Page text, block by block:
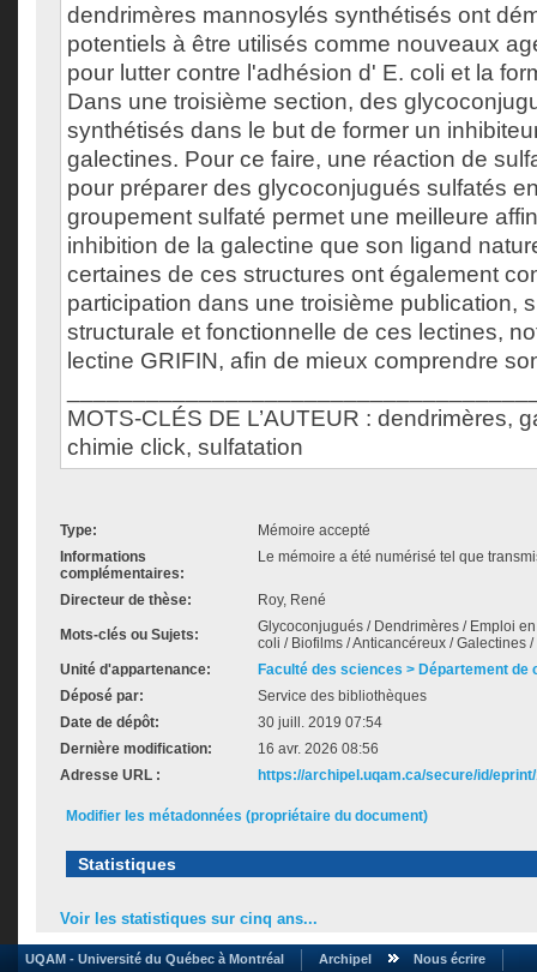
dendrimères mannosylés synthétisés ont
potentiels à être utilisés comme nouveaux
pour lutter contre l'adhésion d' E. coli et la
Dans une troisième section, des
synthétisés dans le but de former un
galectines. Pour ce faire, une réaction de
pour préparer des glycoconjugués sulfatés
groupement sulfaté permet une meilleure
inhibition de la galectine que son ligand
certaines de ces structures ont également
participation dans une troisième publication,
structurale et fonctionnelle de ces lectines,
lectine GRIFIN, afin de mieux comprendre
MOTS-CLÉS DE L’AUTEUR : dendrimères,
chimie click, sulfatation
Type:
Mémoire accepté
Informations
complémentaires:
Le mémoire a été numérisé tel que
Directeur de thèse: Roy, René
Mots-clés ou Sujets:
Glycoconjugués / Dendrimères / Emploi
coli / Biofilms / Anticancéreux / Galectines
Unité d'appartenance:
Faculté des sciences > Département de
Déposé par:
Service des bibliothèques
Date de dépôt:
30 juill. 2019 07:54
Dernière modification:
16 avr. 2026 08:56
Adresse URL :
https://archipel.uqam.ca/secure/id/
Modifier les métadonnées (propriétaire du document)
Statistiques
Voir les statistiques sur cinq ans...
UQAM - Université du Québec à Montréal Archipel Nous écrire